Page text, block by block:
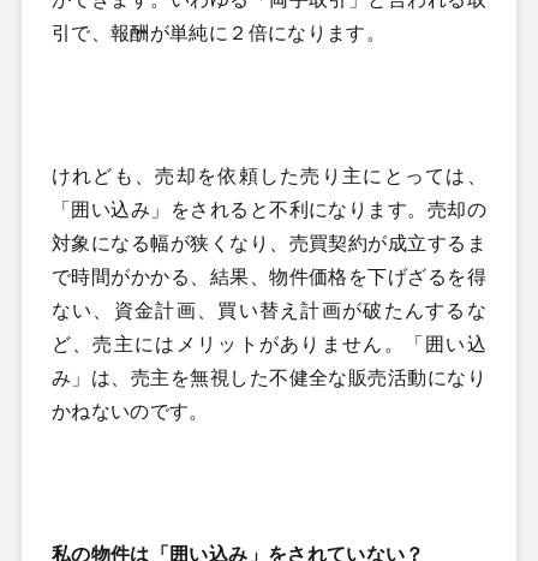
引で、報酬が単純に２倍になります。
けれども、売却を依頼した売り主にとっては、
「囲い込み」をされると不利になります。売却の
対象になる幅が狭くなり、売買契約が成立するま
で時間がかかる、結果、物件価格を下げざるを得
ない、資金計画、買い替え計画が破たんするな
ど、売主にはメリットがありません。「囲い込
み」は、売主を無視した不健全な販売活動になり
かねないのです。
私の物件は「囲い込み」をされていない？